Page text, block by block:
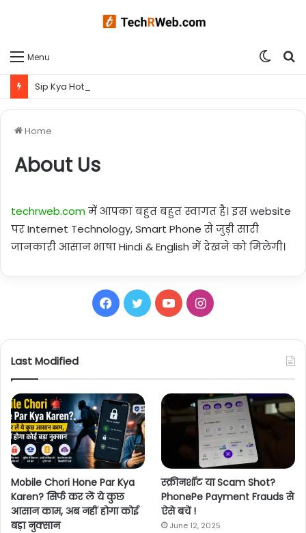
Menu
Switch
skin
Home
About Us
techrweb.comमें आपका बहुत बहुत स्वागत है। इस website
पर Internet Technology, Smart Phone से जुड़ी सारी
जानकारी आसान भाषा Hindi & English में देखने को मिलेगी।
Facebook
TwitterYouTubeInstagram
Last Modified
Mobile Chori Hone Par Kya
Karen? सिर्फ कर लें ये कुछ
आसान काम, अब नहीं होगा कोई
बड़ा नुक्सान
स्क्रीनशॉट या Scam Shot?
PhonePe Payment Frauds से
ऐसे बचें !
June 12, 2025